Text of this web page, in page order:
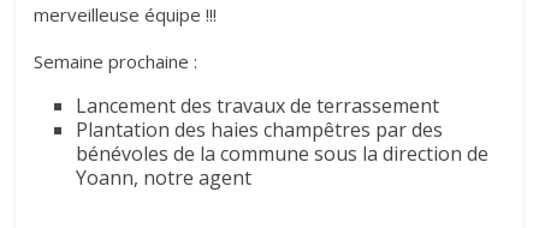
merveilleuse équipe !!!
Semaine prochaine :
Lancement des travaux de terrassement
Plantation des haies champêtres par des
bénévoles de la commune sous la direction de
Yoann, notre agent